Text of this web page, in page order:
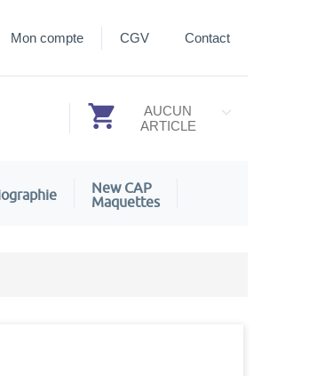
CGV Contact
Mon compte
AUCUN
ARTICLE
New CAP
Maquettes